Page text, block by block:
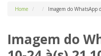
Home Imagem do WhatsApp
Imagem do